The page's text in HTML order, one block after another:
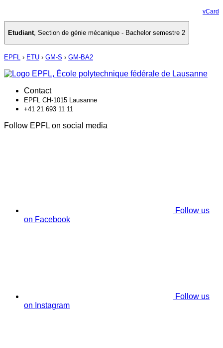
vCard
Etudiant, Section de génie mécanique - Bachelor semestre 2
EPFL › ETU › GM-S › GM-BA2
Contact
EPFL CH-1015 Lausanne
+41 21 693 11 11
Follow EPFL on social media
Follow us
on Facebook
Follow us
on Instagram